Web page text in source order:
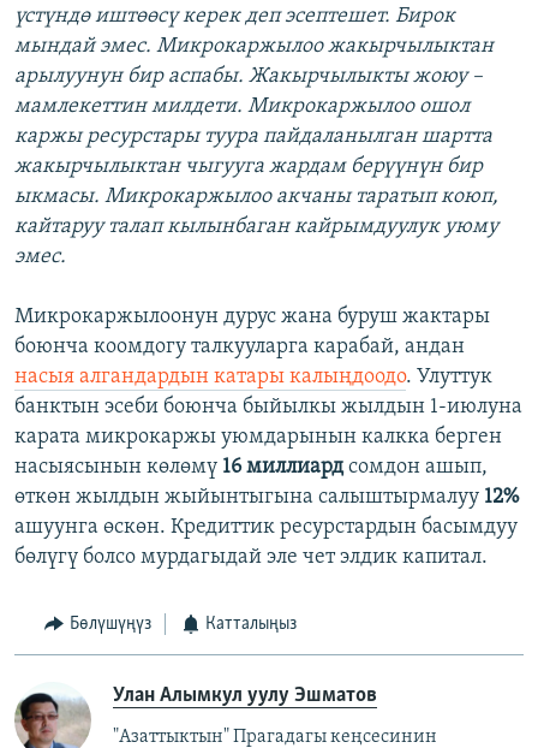
үстүндө иштөөсү керек деп эсептешет. Бирок
мындай эмес. Микрокаржылоо жакырчылыктан
арылуунун бир аспабы. Жакырчылыкты жоюу –
мамлекеттин милдети. Микрокаржылоо ошол
каржы ресурстары туура пайдаланылган шартта
жакырчылыктан чыгууга жардам берүүнүн бир
ыкмасы. Микрокаржылоо акчаны таратып коюп,
кайтаруу талап кылынбаган кайрымдуулук уюму
эмес.
Микрокаржылоонун дурус жана буруш жактары
боюнча коомдогу талкууларга карабай, андан
насыя алгандардын катары калыңдоодо. Улуттук
банктын эсеби боюнча быйылкы жылдын 1-июлуна
карата микрокаржы уюмдарынын калкка берген
насыясынын көлөмү 16 миллиардсомдон ашып,
өткөн жылдын жыйынтыгына салыштырмалуу 12%
ашуунга өскөн. Кредиттик ресурстардын басымдуу
бөлүгү болсо мурдагыдай эле чет элдик капитал.
Бөлүшүңүз Катталыңыз
Улан Алымкул уулу Эшматов
"Азаттыктын" Прагадагы кеңсесинин